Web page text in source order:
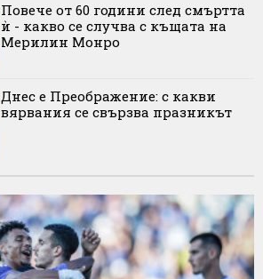
Повече от 60 години след смъртта
ѝ - какво се случва с къщата на
Мерилин Монро
Днес е Преображение: с какви
вярвания се свързва празникът